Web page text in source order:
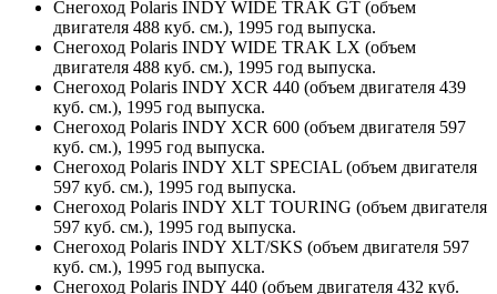
Снегоход Polaris INDY WIDE TRAK GT (объем
двигателя 488 куб. см.), 1995 год выпуска.
Снегоход Polaris INDY WIDE TRAK LX (объем
двигателя 488 куб. см.), 1995 год выпуска.
Снегоход Polaris INDY XCR 440 (объем двигателя 439
куб. см.), 1995 год выпуска.
Снегоход Polaris INDY XCR 600 (объем двигателя 597
куб. см.), 1995 год выпуска.
Снегоход Polaris INDY XLT SPECIAL (объем двигателя
597 куб. см.), 1995 год выпуска.
Снегоход Polaris INDY XLT TOURING (объем двигателя
597 куб. см.), 1995 год выпуска.
Снегоход Polaris INDY XLT/SKS (объем двигателя 597
куб. см.), 1995 год выпуска.
Снегоход Polaris INDY 440 (объем двигателя 432 куб.